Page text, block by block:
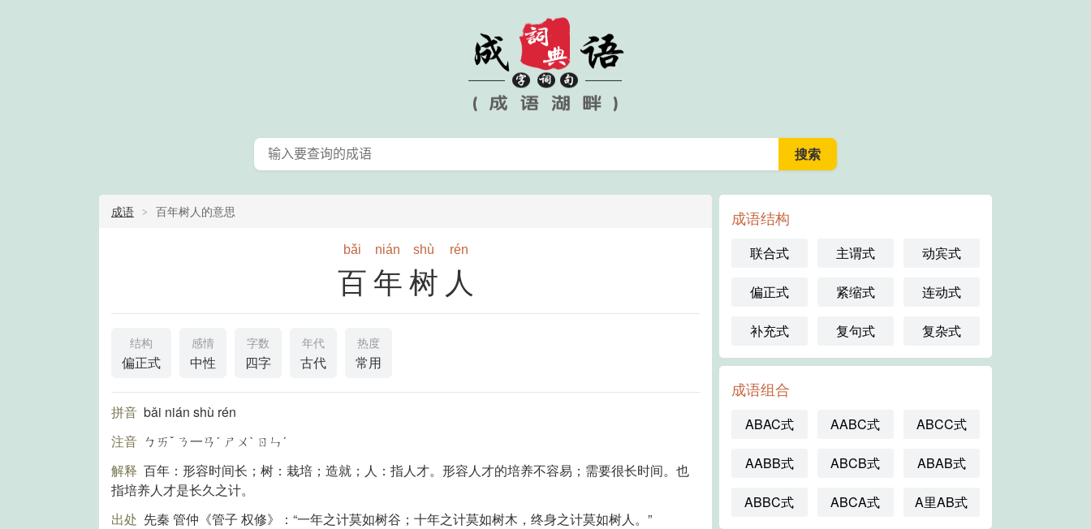
成语 百年树人的意思
bǎi nián shù rén
百年树人
结构
偏正式
感情
中性
字数
四字
年代
古代
热度
常用
拼音 bǎi nián shù rén
注音 ㄅㄞˇ ㄋ一ㄢˊ ㄕㄨˋ ㄖㄣˊ
解释 百年：形容时间长；树：栽培；造就；人：指人才。形容人才的培养不容易；需要很长时间。也
指培养人才是长久之计。
出处 先秦 管仲《管子 权修》：“一年之计莫如树谷；十年之计莫如树木，终身之计莫如树人。”
成语结构
联合式 主谓式 动宾式
偏正式 紧缩式 连动式
补充式 复句式 复杂式
成语组合
ABAC式 AABC式 ABCC式
AABB式 ABCB式 ABAB式
ABBC式 ABCA式 A里AB式